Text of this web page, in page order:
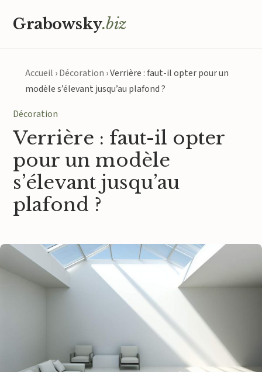
Grabowsky.biz
Accueil › Décoration ›Verrière : faut-il opter pour un
modèle s’élevant jusqu’au plafond ?
Décoration
Verrière : faut-il opter
pour un modèle
s’élevant jusqu’au
plafond ?